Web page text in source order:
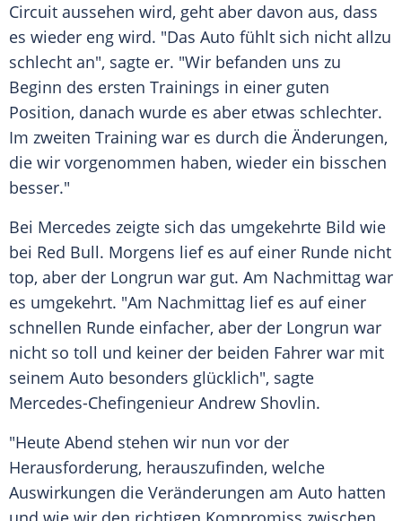
Circuit aussehen wird, geht aber davon aus, dass
es wieder eng wird. "Das Auto fühlt sich nicht allzu
schlecht an", sagte er. "Wir befanden uns zu
Beginn des ersten Trainings in einer guten
Position, danach wurde es aber etwas schlechter.
Im zweiten Training war es durch die Änderungen,
die wir vorgenommen haben, wieder ein bisschen
besser."
Bei Mercedes zeigte sich das umgekehrte Bild wie
bei Red Bull. Morgens lief es auf einer Runde nicht
top, aber der Longrun war gut. Am Nachmittag war
es umgekehrt. "Am Nachmittag lief es auf einer
schnellen Runde einfacher, aber der Longrun war
nicht so toll und keiner der beiden Fahrer war mit
seinem Auto besonders glücklich", sagte
Mercedes-Chefingenieur Andrew Shovlin.
"Heute Abend stehen wir nun vor der
Herausforderung, herauszufinden, welche
Auswirkungen die Veränderungen am Auto hatten